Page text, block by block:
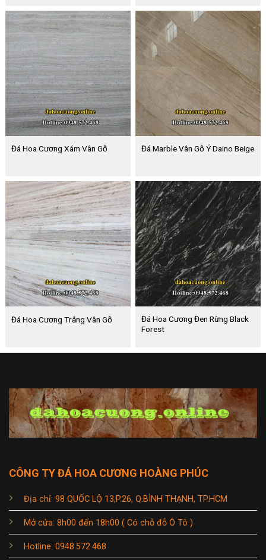
Đá Hoa Cương Xám Vân Gỗ Đá Marble Vân Gỗ Ý Daino Beige
Đá Hoa Cương Trắng Vân Gỗ
Đá Hoa Cương Đen Rừng Black
Forest
CÔNG TY ĐÁ HOA CƯƠNG HOÀNG PHÚC
Địa chỉ: 98 QUỐC LỘ 13,P.26, Q.BÌNH THẠNH, TP.HCM
Mở cửa: 8h00 đến 18h00 ( Có chỗ đỗ Ô Tô )
Hotline: 0948.572.468